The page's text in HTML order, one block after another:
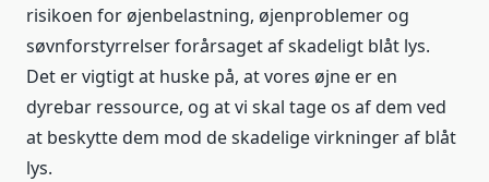
risikoen for øjenbelastning, øjenproblemer og
søvnforstyrrelser forårsaget af skadeligt blåt lys.
Det er vigtigt at huske på, at vores øjne er en
dyrebar ressource, og at vi skal tage os af dem ved
at beskytte dem mod de skadelige virkninger af blåt
lys.